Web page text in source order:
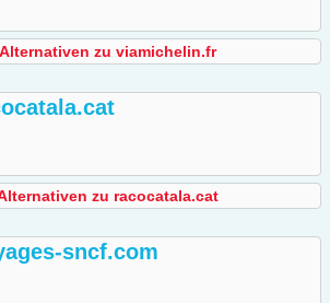
Alternativen zu viamichelin.fr
zu racocatala.cat
sncf.com